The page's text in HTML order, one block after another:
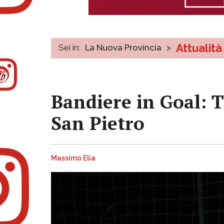
Sei in: La Nuova Provincia > Attualità
Bandiere in Goal:
San Pietro
Massimo Elia